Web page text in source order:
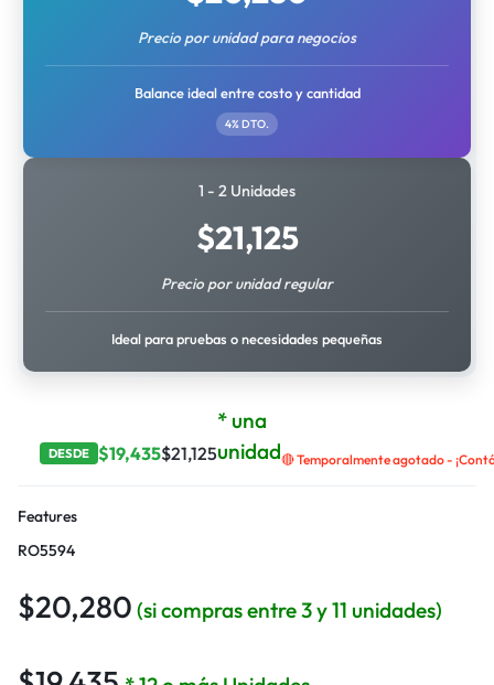
Precio por unidad para negocios
Balance ideal entre costo y cantidad
4% DTO.
1 - 2 Unidades
$21,125
Precio por unidad regular
Ideal para pruebas o necesidades pequeñas
DESDE $19,435$21,125
* una
unidad🔴 Temporalmente agotado -
Features
RO5594
$20,280 (si compras entre 3 y 11 unidades)